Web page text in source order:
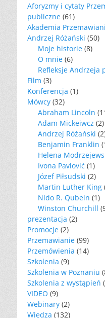
Aforyzmy i cytaty
publiczne (61)
Akademia
Andrzej Różański (50)
Moje historie (8)
O mnie (6)
Refleksje Andrzeja
Film (3)
Konferencja (1)
Mówcy (32)
Abraham Lincoln
Adam Mickeiwcz (2)
Andrzej Różański
Benjamin Franklin
Helena
Ivona Pavlović (1)
Józef Piłsudski (2)
Martin Luther King
Nido R. Qubein (1)
Winston Churchill
prezentacja (2)
Promocje (2)
Przemawianie (99)
Przemówienia (14)
Szkolenia (9)
Szkolenia w Poznaniu
Szkolenia z wystąpień
VIDEO (9)
Webinary (2)
Wiedza (132)